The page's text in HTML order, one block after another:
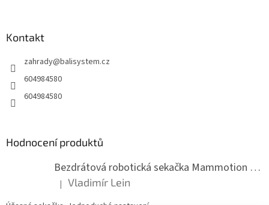
Kontakt
zahrady@balisystem.cz
604984580
604984580
Hodnocení produktů
Bezdrátová robotická sekačka Mammotion LUBA mini 2 1500
Hodnocení produktu je 5 z 5 hvězdiček.
| Vladimír Lein